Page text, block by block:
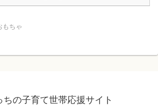
もちゃ
ちの子育て世帯応援サイト